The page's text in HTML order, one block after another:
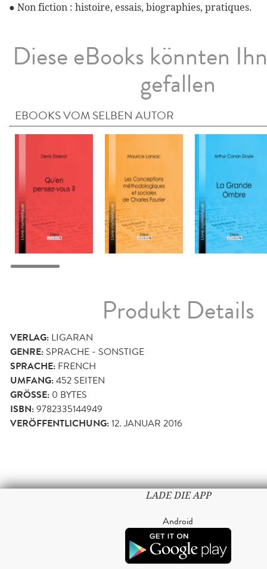
● Non fiction : histoire, essais, biographies, pratiques.
Diese eBooks könnten
gefallen
EBOOKS VOM SELBEN AUTOR
Produkt Details
VERLAG: LIGARAN
GENRE: SPRACHE - SONSTIGE
SPRACHE: FRENCH
UMFANG:452 SEITEN
GRÖSSE: 0 BYTES
ISBN:9782335144949
VERÖFFENTLICHUNG:12. JANUAR 2016
LADE DIE APP
Android